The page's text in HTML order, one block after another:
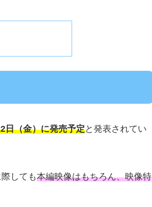
日（金）に発売予定と発表されてい
しても本編映像はもちろん、映像特